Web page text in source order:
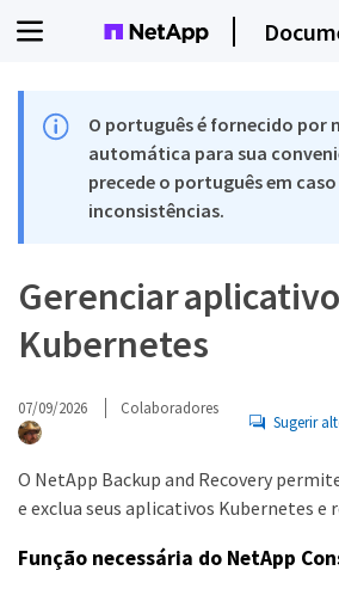
O português é fornecido por
automática para sua
precede o português em caso
inconsistências.
Gerenciar
Kubernetes
07/09/2026 Colaboradores
Sugerir
O NetApp Backup and Recovery
e exclua seus aplicativos Kubernetes e
Função necessária do NetApp